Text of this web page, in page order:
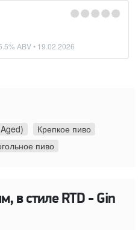
ABV • 19.02.2026
Крепкое пиво
пиво
в стиле RTD - Gin